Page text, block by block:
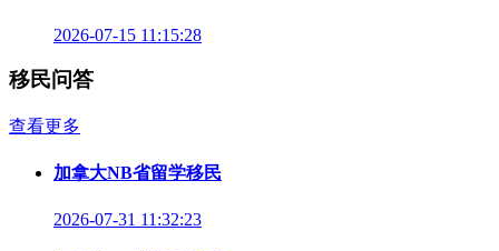
2026-07-15 11:15:28
移民问答
查看更多
加拿大NB省留学移民
2026-07-31 11:32:23